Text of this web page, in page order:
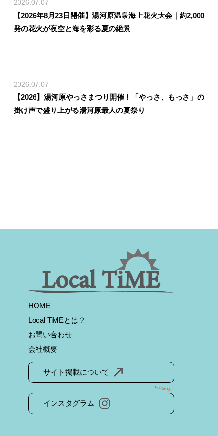
2026.07.07
【2026年8月23日開催】湯河原温泉海上花火大会｜約2,000
発の花火が夜空と海を彩る夏の絶景
2026.07.07
【2026】湯河原やっさまつり開催！「やっさ、もっさ」の
掛け声で盛り上がる湯河原最大の夏祭り
HOME
Local TiMEとは？
お問い合わせ
会社概要
サイト掲載について
インスタグラム
Follow Us!